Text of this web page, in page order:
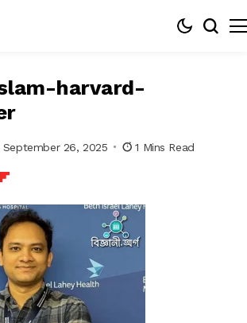
harvard-
September 26, 2025
1 Mins Read